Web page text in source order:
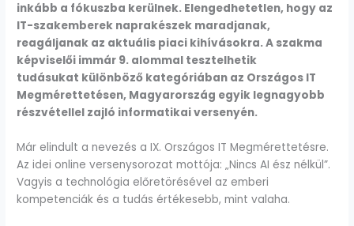
inkább a fókuszba kerülnek. Elengedhetetlen, hogy az
IT-szakemberek naprakészek maradjanak,
reagáljanak az aktuális piaci kihívásokra. A szakma
képviselői immár 9. alommal tesztelhetik
tudásukat különböző kategóriában az Országos IT
Megmérettetésen, Magyarország egyik legnagyobb
részvétellel zajló informatikai versenyén.
Már elindult a nevezés a IX. Országos IT Megmérettetésre.
Az idei online versenysorozat mottója: „Nincs AI ész nélkül”.
Vagyis a technológia előretörésével az emberi
kompetenciák és a tudás értékesebb, mint valaha.